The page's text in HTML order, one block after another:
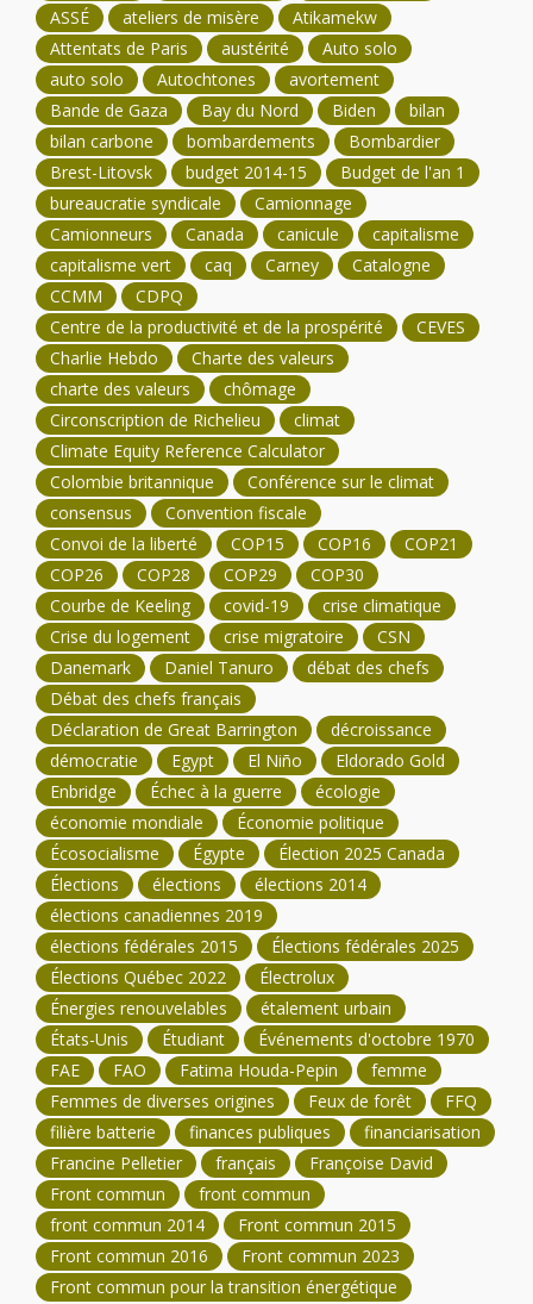
ASSÉ ateliers de misère
Atikamekw
Attentats de Paris
austérité
Auto solo
auto solo
Autochtones
avortement
Bande de Gaza
Bay du Nord Biden
bilan
bilan carbone
bombardements
Bombardier
Brest-Litovsk
budget 2014-15
Budget de l'an 1
bureaucratie syndicale
Camionnage
Camionneurs
Canada canicule
capitalisme
capitalisme vert
caq Carney
Catalogne
CCMM
CDPQ
Centre de la productivité et de la prospérité
CEVES
Charlie Hebdo
Charte des valeurs
charte des valeurs
chômage
Circonscription de Richelieu
climat
Climate Equity Reference Calculator
Colombie britannique
Conférence sur le climat
consensus
Convention fiscale
Convoi de la liberté
COP15 COP16
COP21
COP26
COP28 COP29
COP30
Courbe de Keeling
covid-19
crise climatique
Crise du logement
crise migratoire
CSN
Danemark
Daniel Tanuro
débat des chefs
Débat des chefs français
Déclaration de Great Barrington
décroissance
démocratie
Egypt El Niño
Eldorado Gold
Enbridge
Échec à la guerre
écologie
économie mondiale
Économie politique
Écosocialisme
Égypte
Élection 2025 Canada
Élections
élections
élections 2014
élections canadiennes 2019
élections fédérales 2015
Élections fédérales 2025
Élections Québec 2022
Électrolux
Énergies renouvelables
étalement urbain
États-Unis
Étudiant
Événements d'octobre 1970
FAE
FAO Fatima Houda-Pepin
femme
Femmes de diverses origines
Feux de forêt
FFQ
filière batterie
finances publiques
financiarisation
Francine Pelletier
français
Françoise David
Front commun
front commun
front commun 2014
Front commun 2015
Front commun 2016
Front commun 2023
Front commun pour la transition énergétique